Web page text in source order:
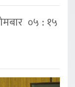
०५ : १५